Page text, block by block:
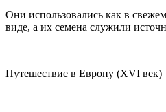
Они использовались как в
виде, а их семена служили
Путешествие в Европу (XVI век)